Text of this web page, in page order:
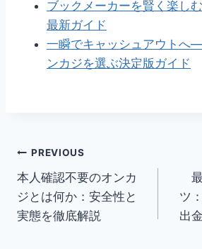
ブックメーカーを賢く楽し
最新ガイド
一瞬でキャッシュアウトへ
ンカジを選ぶ決定版ガイド
Post
navigation
PREVIOUS
本人確認不要のオンカ
ジとは何か：安全性と
実態を徹底解説
ツ
出